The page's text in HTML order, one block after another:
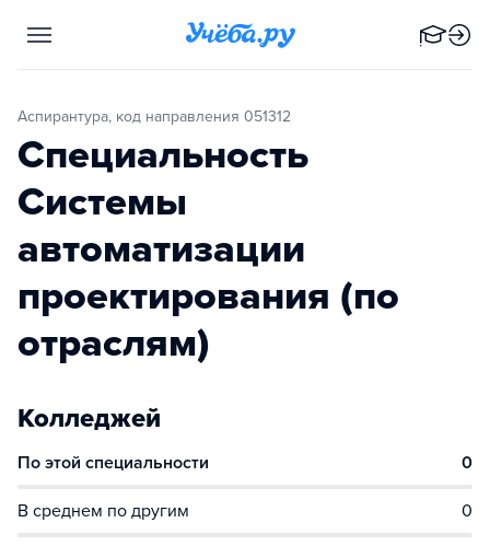
Аспирантура, код направления 051312
Специальность
Системы
автоматизации
проектирования (по
отраслям)
Колледжей
По этой специальности 0
В среднем по другим 0